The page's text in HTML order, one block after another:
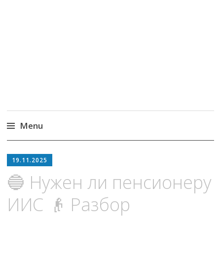
Menu
to
content
19.11.2025
🔵 Нужен ли пенсионеру
ИИС 👴 Разбор